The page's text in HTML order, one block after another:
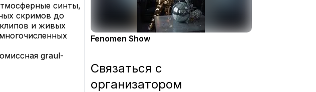
синты,
скримов до
и живых
graul-
Fenomen Show
Связаться с
организатором